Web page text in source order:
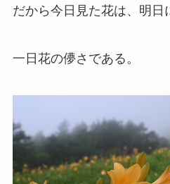
だから今日見た花は、明日
一日花の儚さである。